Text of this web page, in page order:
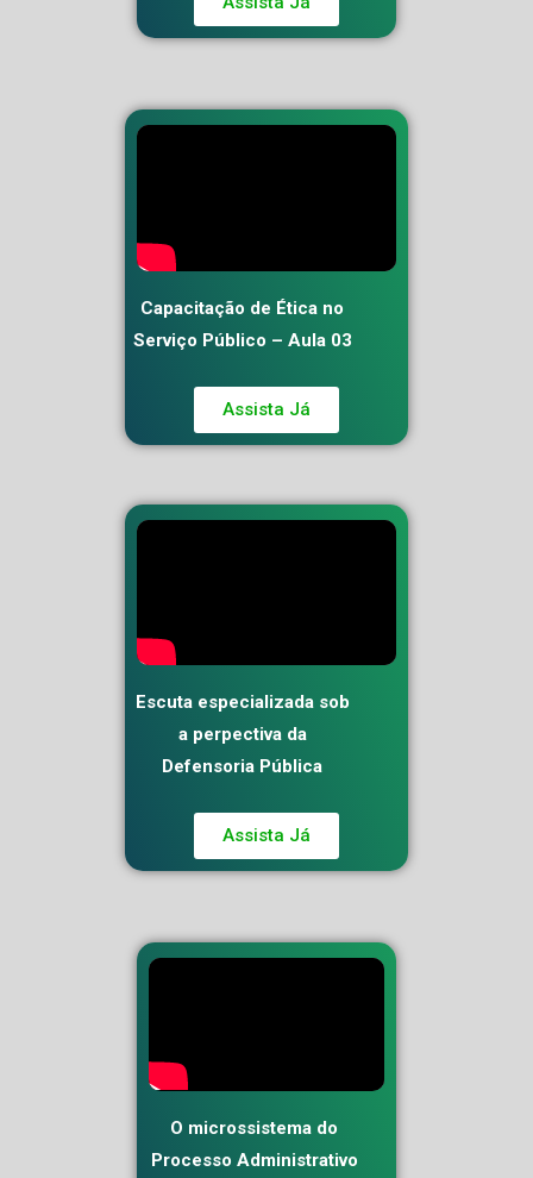
Capacitação de Ética no
Serviço Público – Aula 03
Assista Já
Escuta especializada sob
a perpectiva da
Defensoria Pública
Assista Já
O microssistema do
Processo Administrativo